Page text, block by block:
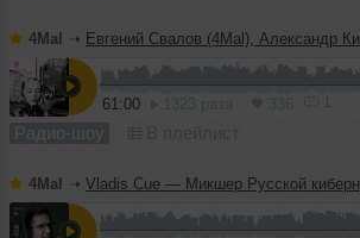
4Mal ➝ Евгений Свалов (4Mal), Александр Киреев — Русская кибернетика 724 (08.07.2026)
61:00
Радио-шоу
4Mal ➝ Vladis Cue — Микшер Русской кибернетики 458 с Евгением Сваловым (4Mal) и Александром Киреевым (08.07.2026)